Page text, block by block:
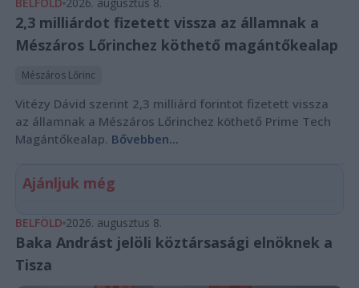
2,3 milliárdot fizetett vissza az államnak a
Mészáros Lőrinchez köthető magántőkealap
Mészáros Lőrinc
Vitézy Dávid szerint 2,3 milliárd forintot fizetett vissza
az államnak a Mészáros Lőrinchez köthető Prime Tech
Magántőkealap. Bővebben...
Ajánljuk még
BELFÖLD 2026. augusztus 8.
Baka Andrást jelöli köztársasági elnöknek a
Tisza